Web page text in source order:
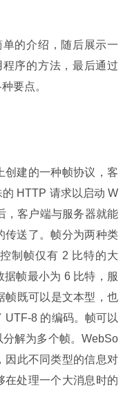
的介绍，随后展示一
序的方法，最后通过
要点。
创建的一种帧协议，客
HTTP 请求以启动 W
，客户端与服务器就能
传送了。帧分为两种类
制帧仅有 2 比特的大
帧最小为 6 比特，服
帧既可以是文本型，也
UTF-8 的编码。帧可以
解为多个帧。WebSo
因此不同类型的信息对
在处理一个大消息时的